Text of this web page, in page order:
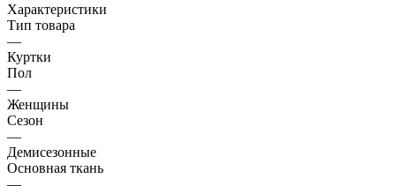
Характеристики
Тип товара
—
Куртки
Пол
—
Женщины
Сезон
—
Демисезонные
Основная ткань